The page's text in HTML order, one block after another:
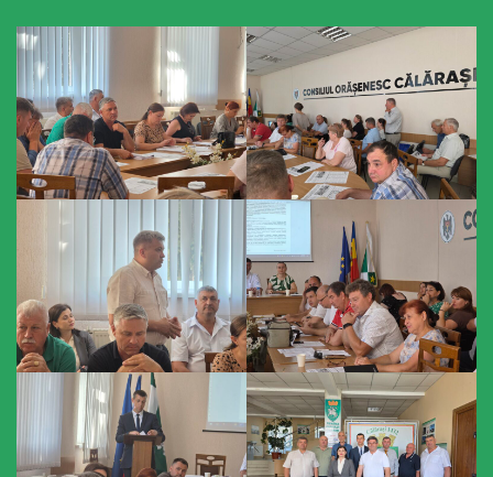
primăriei
Instituții
subordonate
IET
Lăstărel
IET
Guguță
IET
DoReMiCii
Școala